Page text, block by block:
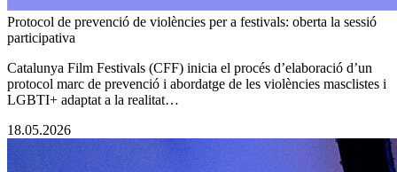
Protocol de prevenció de violències per a festivals: oberta la sessió
participativa
Catalunya Film Festivals (CFF) inicia el procés d’elaboració d’un
protocol marc de prevenció i abordatge de les violències masclistes i
LGBTI+ adaptat a la realitat…
18.05.2026